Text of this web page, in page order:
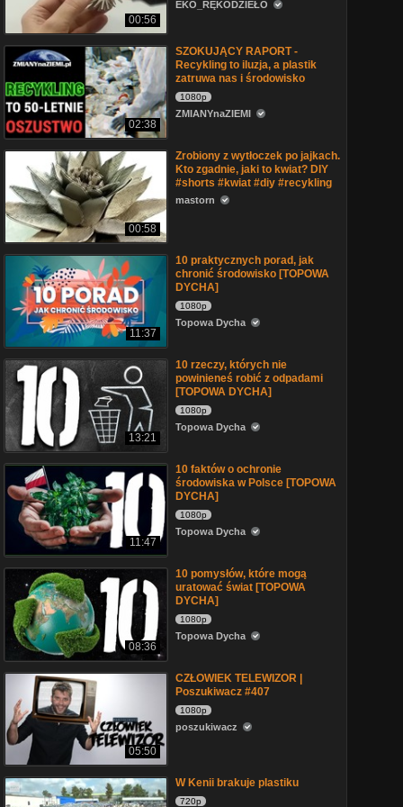
00:56
EKO_RĘKODZIEŁO
02:38
SZOKUJĄCY RAPORT -
Recykling to iluzja, a plastik
zatruwa nas i środowisko
1080p
ZMIANYnaZIEMI
00:58
Zrobiony z wytłoczek po jajkach.
Kto zgadnie, jaki to kwiat? DIY
#shorts #kwiat #diy #recykling
mastorn
11:37
10 praktycznych porad, jak
chronić środowisko [TOPOWA
DYCHA]
1080p
Topowa Dycha
13:21
10 rzeczy, których nie
powinieneś robić z odpadami
[TOPOWA DYCHA]
1080p
Topowa Dycha
11:47
10 faktów o ochronie
środowiska w Polsce [TOPOWA
DYCHA]
1080p
Topowa Dycha
08:36
10 pomysłów, które mogą
uratować świat [TOPOWA
DYCHA]
1080p
Topowa Dycha
05:50
CZŁOWIEK TELEWIZOR |
Poszukiwacz #407
1080p
poszukiwacz
W Kenii brakuje plastiku
720p